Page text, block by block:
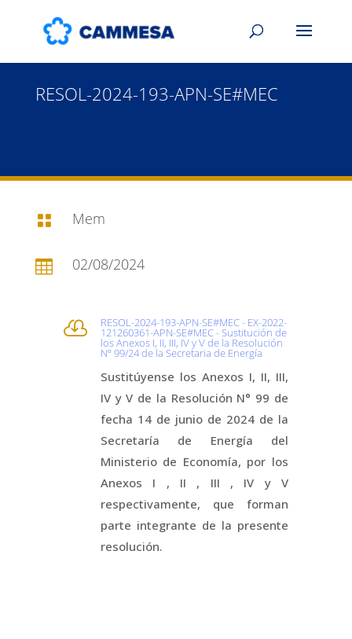
RESOL-2024-193-APN-SE#MEC
 Mem
 02/08/2024
 RESOL-2024-193-APN-SE#MEC - EX-2022-
121260361-APN-SE#MEC - Sustitución de
los Anexos I, II, III, IV y V de la Resolución
Nº 99/24 de la Secretaria de Energía
Sustitúyense los Anexos I, II, III,
IV y V de la Resolución N° 99 de
fecha 14 de junio de 2024 de la
Secretaría de Energía del
Ministerio de Economía, por los
Anexos I , II , III , IV y V
respectivamente, que forman
parte integrante de la presente
resolución.